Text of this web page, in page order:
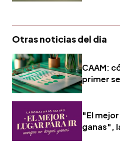
Otras noticias del dia
CAAM:
primer
"El
ganas",